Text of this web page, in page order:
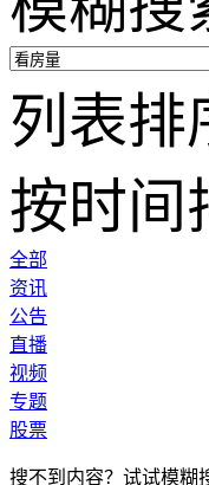
列表排
按时间
全部
资讯
公告
直播
视频
专题
股票
搜不到内容？试试模糊